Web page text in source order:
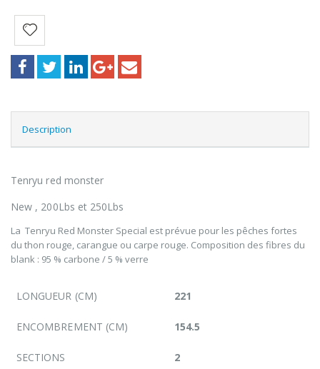
Description
Tenryu red monster
New , 200Lbs et 250Lbs
La Tenryu Red Monster Special est prévue pour les pêches fortes
du thon rouge, carangue ou carpe rouge. Composition des fibres du
blank : 95 % carbone / 5 % verre
LONGUEUR (CM) 221
ENCOMBREMENT (CM) 154.5
SECTIONS 2